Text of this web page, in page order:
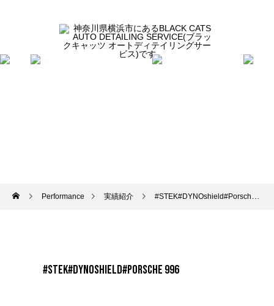
Performance 実績紹介 #STEK#DYNOshield#Porsche 996
#STEK#DYNOshield#Porsche 996